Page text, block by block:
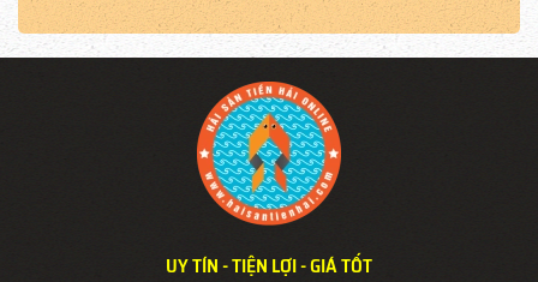
UY TÍN - TIỆN LỢI - GIÁ TỐT